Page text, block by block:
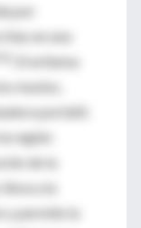
por
en una
. El eritema
muslos,
portátil.
región
de la
a la
y permite la